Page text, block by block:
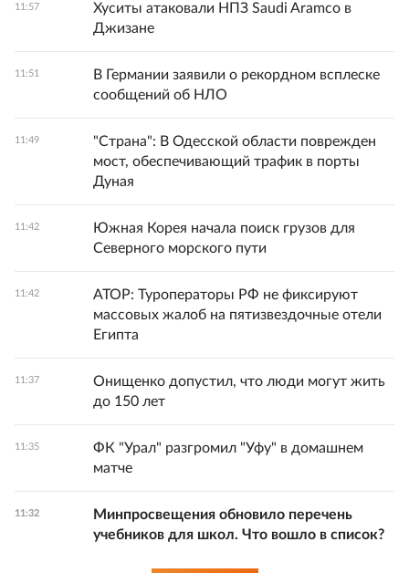
11:57
Хуситы атаковали НПЗ Saudi Aramco в
Джизане
11:51
В Германии заявили о рекордном всплеске
сообщений об НЛО
11:49
"Страна": В Одесской области поврежден
мост, обеспечивающий трафик в порты
Дуная
11:42
Южная Корея начала поиск грузов для
Северного морского пути
11:42
АТОР: Туроператоры РФ не фиксируют
массовых жалоб на пятизвездочные отели
Египта
11:37
Онищенко допустил, что люди могут жить
до 150 лет
11:35
ФК "Урал" разгромил "Уфу" в домашнем
матче
11:32
Минпросвещения обновило перечень
учебников для школ. Что вошло в список?